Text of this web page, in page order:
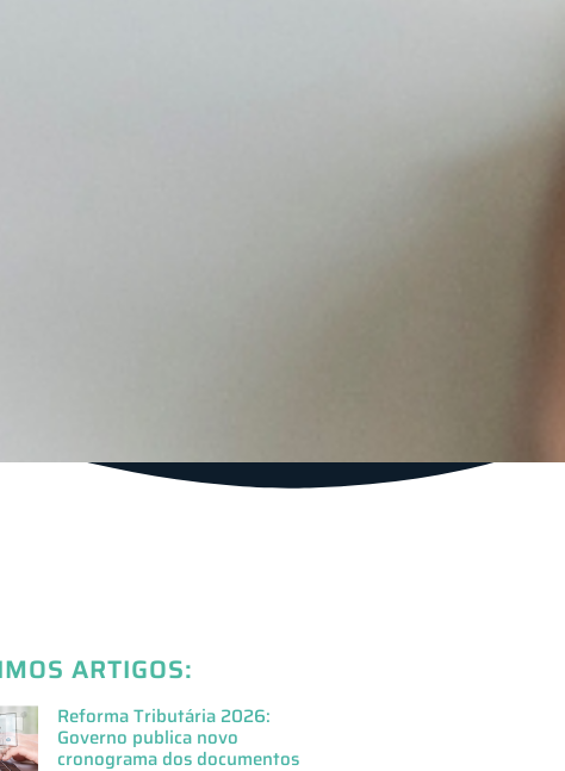
ARTIGOS:
Reforma Tributária 2026:
Governo publica novo
cronograma dos documentos